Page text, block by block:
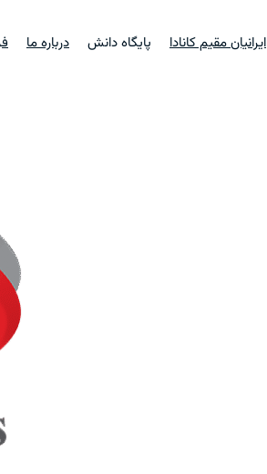
ایرانیان مقیم کانادا پایگاه دانش درباره ما